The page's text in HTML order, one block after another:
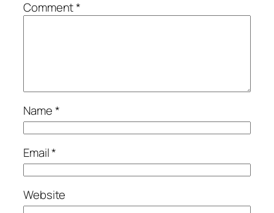
Comment*
Name*
Email*
Website